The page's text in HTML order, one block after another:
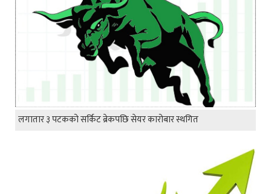
लगातार ३ पटकको सर्किट ब्रेकपछि सेयर कारोबार स्थगित